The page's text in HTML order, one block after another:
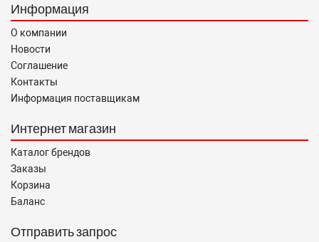
Информация
О компании
Новости
Соглашение
Контакты
Информация поставщикам
Интернет магазин
Каталог брендов
Заказы
Корзина
Баланс
Отправить запрос